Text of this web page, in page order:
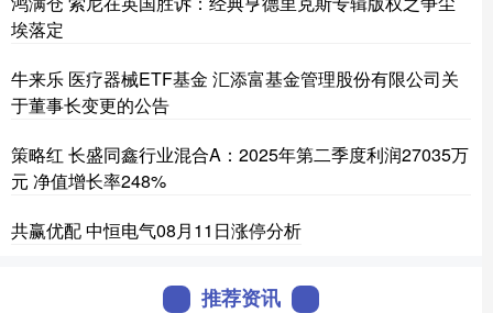
埃落定
牛来乐 医疗器械ETF基金 汇添富基金管理股份有限公司关
于董事长变更的公告
策略红 长盛同鑫行业混合A：2025年第二季度利润27035万
元 净值增长率248%
共赢优配 中恒电气08月11日涨停分析
推荐资讯